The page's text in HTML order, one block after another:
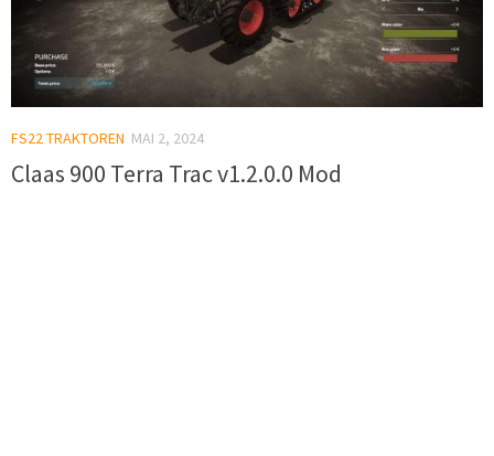
FS22 TRAKTOREN MAI 2, 2024
Claas 900 Terra Trac v1.2.0.0 Mod